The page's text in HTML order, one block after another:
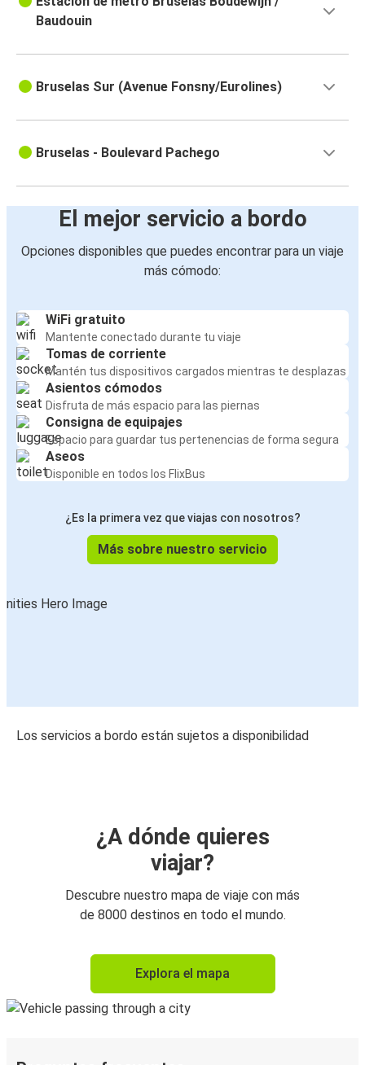
Baudouin
Bruselas Sur (Avenue Fonsny/Eurolines)
Bruselas - Boulevard Pachego
El mejor servicio a bordo
Opciones disponibles que puedes encontrar para un viaje
más cómodo:
WiFi gratuito
Mantente conectado durante tu viaje
Tomas de corriente
Mantén tus dispositivos cargados mientras te desplazas
Asientos cómodos
Disfruta de más espacio para las piernas
Consigna de equipajes
Espacio para guardar tus pertenencias de forma segura
Aseos
Disponible en todos los FlixBus
¿Es la primera vez que viajas con nosotros?
Más sobre nuestro servicio
Los servicios a bordo están sujetos a disponibilidad
¿A dónde quieres
viajar?
Descubre nuestro mapa de viaje con más
de 8000 destinos en todo el mundo.
Explora el mapa